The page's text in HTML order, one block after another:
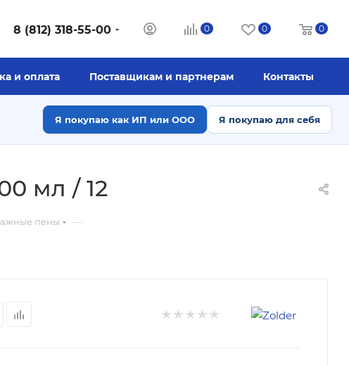
8 (812) 318-55-00 0 0 0
и оплата Поставщикам и партнерам Контакты
Я покупаю как ИП или ООО Я покупаю для себя
мл / 12
пены —